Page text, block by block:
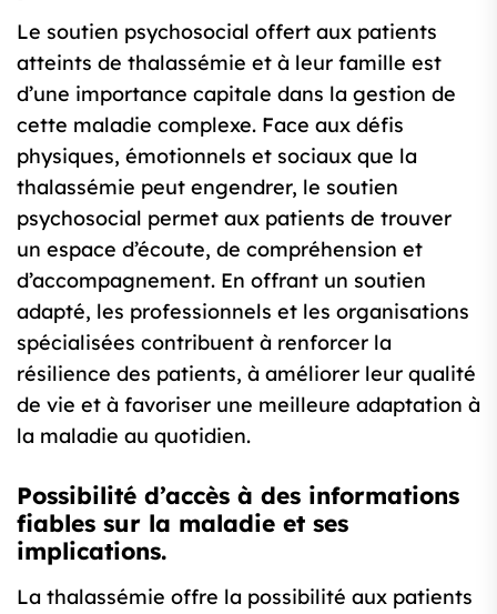
Le soutien psychosocial offert aux patients
atteints de thalassémie et à leur famille est
d’une importance capitale dans la gestion de
cette maladie complexe. Face aux défis
physiques, émotionnels et sociaux que la
thalassémie peut engendrer, le soutien
psychosocial permet aux patients de trouver
un espace d’écoute, de compréhension et
d’accompagnement. En offrant un soutien
adapté, les professionnels et les organisations
spécialisées contribuent à renforcer la
résilience des patients, à améliorer leur qualité
de vie et à favoriser une meilleure adaptation à
la maladie au quotidien.
Possibilité d’accès à des informations
fiables sur la maladie et ses
implications.
La thalassémie offre la possibilité aux patients